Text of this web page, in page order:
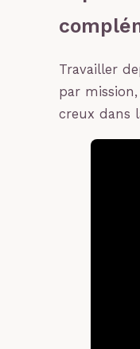
Travailler
par
creux dans